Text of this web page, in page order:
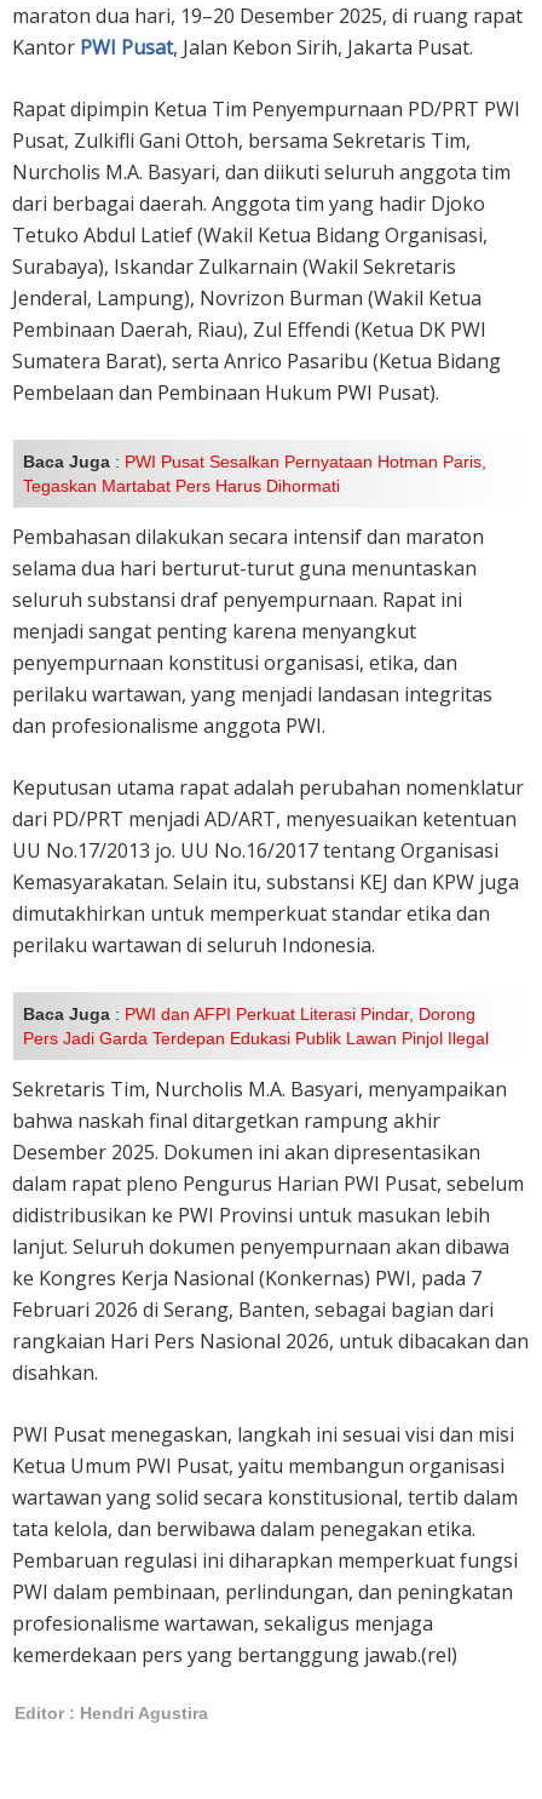
maraton dua hari, 19–20 Desember 2025, di ruang rapat
Kantor PWI Pusat, Jalan Kebon Sirih, Jakarta Pusat.
Rapat dipimpin Ketua Tim Penyempurnaan PD/PRT PWI
Pusat, Zulkifli Gani Ottoh, bersama Sekretaris Tim,
Nurcholis M.A. Basyari, dan diikuti seluruh anggota tim
dari berbagai daerah. Anggota tim yang hadir Djoko
Tetuko Abdul Latief (Wakil Ketua Bidang Organisasi,
Surabaya), Iskandar Zulkarnain (Wakil Sekretaris
Jenderal, Lampung), Novrizon Burman (Wakil Ketua
Pembinaan Daerah, Riau), Zul Effendi (Ketua DK PWI
Sumatera Barat), serta Anrico Pasaribu (Ketua Bidang
Pembelaan dan Pembinaan Hukum PWI Pusat).
Baca Juga : PWI Pusat Sesalkan Pernyataan Hotman Paris,
Tegaskan Martabat Pers Harus Dihormati
Pembahasan dilakukan secara intensif dan maraton
selama dua hari berturut-turut guna menuntaskan
seluruh substansi draf penyempurnaan. Rapat ini
menjadi sangat penting karena menyangkut
penyempurnaan konstitusi organisasi, etika, dan
perilaku wartawan, yang menjadi landasan integritas
dan profesionalisme anggota PWI.
Keputusan utama rapat adalah perubahan nomenklatur
dari PD/PRT menjadi AD/ART, menyesuaikan ketentuan
UU No.17/2013 jo. UU No.16/2017 tentang Organisasi
Kemasyarakatan. Selain itu, substansi KEJ dan KPW juga
dimutakhirkan untuk memperkuat standar etika dan
perilaku wartawan di seluruh Indonesia.
Baca Juga : PWI dan AFPI Perkuat Literasi Pindar, Dorong
Pers Jadi Garda Terdepan Edukasi Publik Lawan Pinjol Ilegal
Sekretaris Tim, Nurcholis M.A. Basyari, menyampaikan
bahwa naskah final ditargetkan rampung akhir
Desember 2025. Dokumen ini akan dipresentasikan
dalam rapat pleno Pengurus Harian PWI Pusat, sebelum
didistribusikan ke PWI Provinsi untuk masukan lebih
lanjut. Seluruh dokumen penyempurnaan akan dibawa
ke Kongres Kerja Nasional (Konkernas) PWI, pada 7
Februari 2026 di Serang, Banten, sebagai bagian dari
rangkaian Hari Pers Nasional 2026, untuk dibacakan dan
disahkan.
PWI Pusat menegaskan, langkah ini sesuai visi dan misi
Ketua Umum PWI Pusat, yaitu membangun organisasi
wartawan yang solid secara konstitusional, tertib dalam
tata kelola, dan berwibawa dalam penegakan etika.
Pembaruan regulasi ini diharapkan memperkuat fungsi
PWI dalam pembinaan, perlindungan, dan peningkatan
profesionalisme wartawan, sekaligus menjaga
kemerdekaan pers yang bertanggung jawab.(rel)
Editor : Hendri Agustira